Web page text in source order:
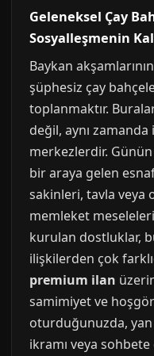
Geleneksel Çay
Sosyalleşmenin
Baykan
şüphesiz çay
toplanmaktır.
değil, aynı zamanda
merkezlerdir.
bir araya gelen
sakinleri, tavla veya
memleket
kurulan dostluklar,
ilişkilerden çok
premium ilan
samimiyet ve
oturduğunuzda,
ikramı veya